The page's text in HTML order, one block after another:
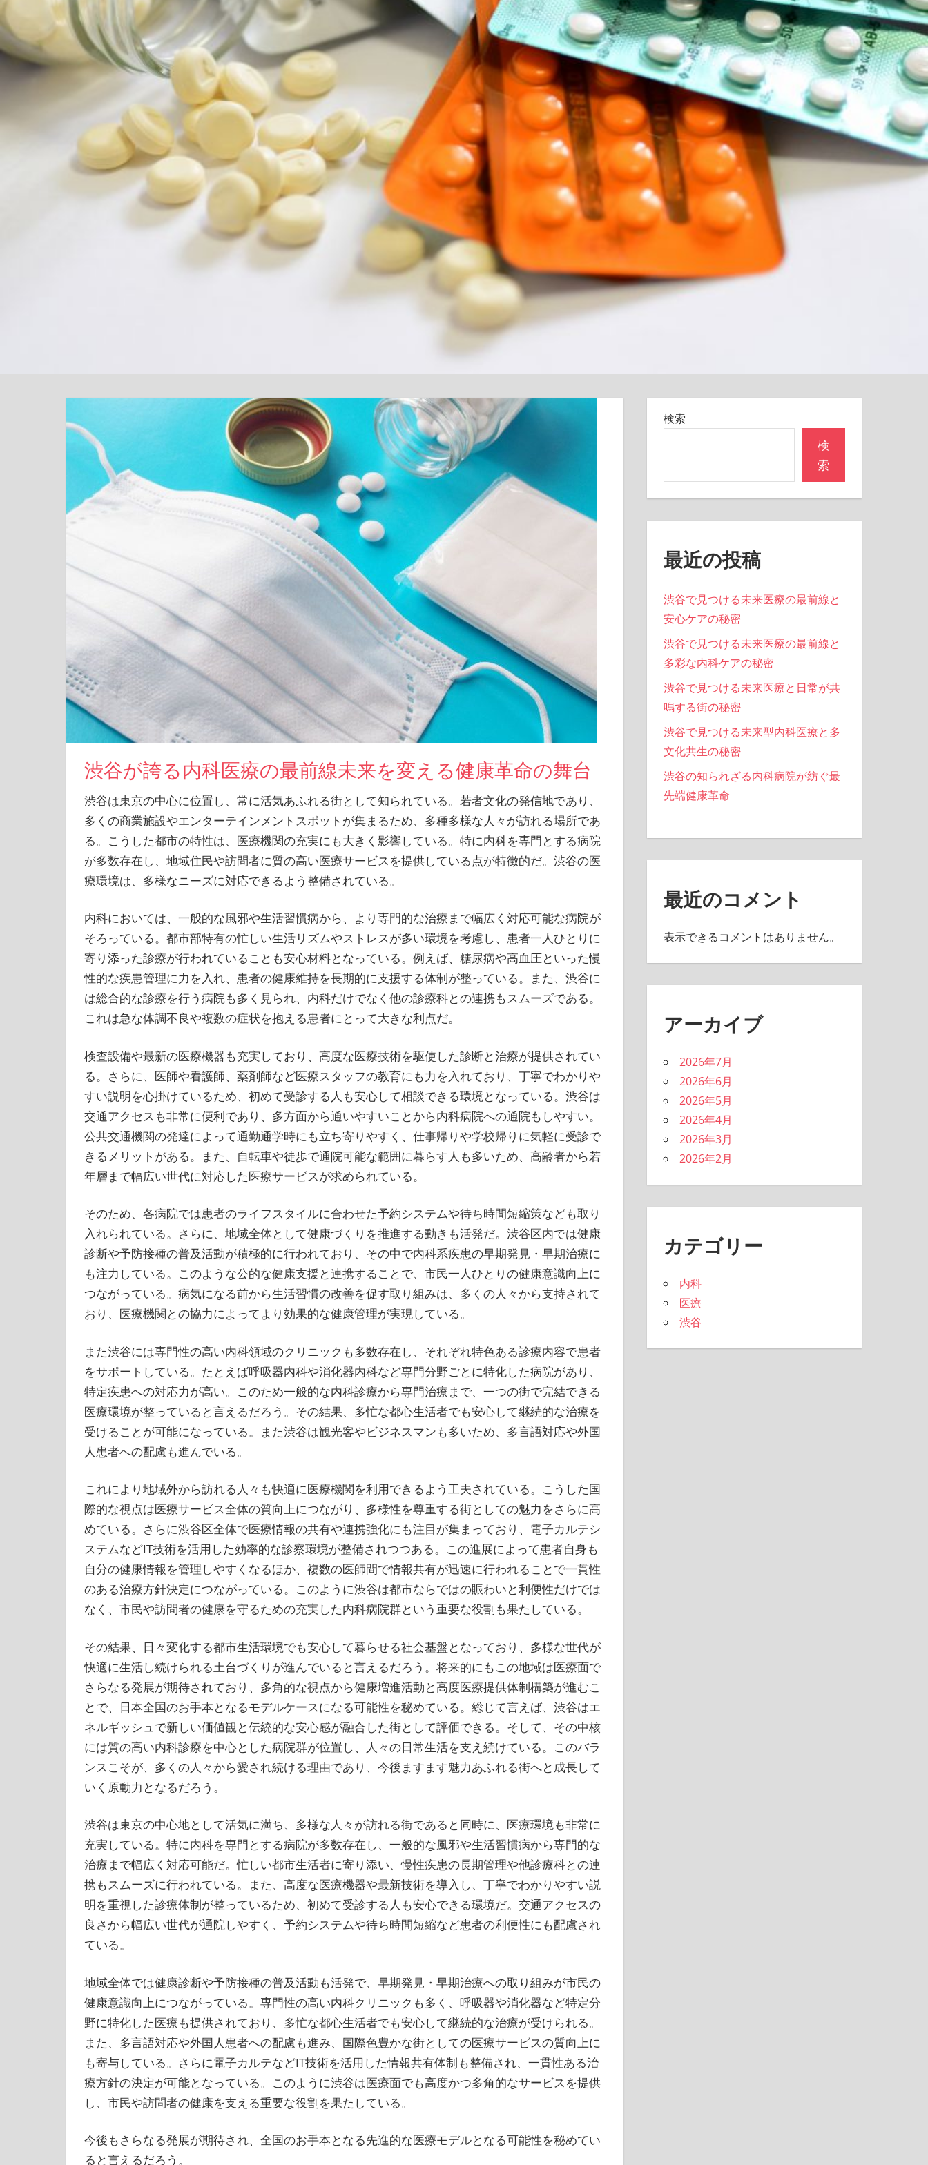
に。
渋
谷
た
渋谷が誇る内科医療の最前線未来を変える健康革命の舞台
渋谷は東京の中心に位置し、常に活気あふれる街として知られている。 若者文化の発信地であり、
多くの商業施設やエンターテインメントスポットが集まるため、多種多様な人々が訪れる場所であ
る。こうした都市の特性は、医療機関の充実にも大きく影響している。特に内科を専門とする病院
が多数存在し、地域住民や訪問者に質の高い医療サービスを提供している点が特徴的だ。渋谷の医
療環境は、多様なニーズに対応できるよう整備されている。
内科においては、一般的な風邪や生活習慣病から、より専門的な治療まで幅広く対応可能な病院が
そろっている。都市部特有の忙しい生活リズムやストレスが多い環境を考慮し、患者一人ひとりに
寄り添った診療が行われていることも安心材料となっている。例えば、糖尿病や高血圧といった慢
性的な疾患管理に力を入れ、患者の健康維持を長期的に支援する体制が整っている。また、渋谷に
は総合的な診療を行う病院も多く見られ、内科だけでなく他の診療科との連携もスムーズである。
これは急な体調不良や複数の症状を抱える患者にとって大きな利点だ。
検査設備や最新の医療機器も充実しており、高度な医療技術を駆使した診断と治療が提供されてい
る。さらに、医師や看護師、薬剤師など医療スタッフの教育にも力を入れており、丁寧でわかりや
すい説明を心掛けているため、初めて受診する人も安心して相談できる環境となっている。渋谷は
交通アクセスも非常に便利であり、多方面から通いやすいことから内科病院への通院もしやすい。
公共交通機関の発達によって通勤通学時にも立ち寄りやすく、仕事帰りや学校帰りに気軽に受診で
きるメリットがある。また、自転車や徒歩で通院可能な範囲に暮らす人も多いため、高齢者から若
年層まで幅広い世代に対応した医療サービスが求められている。
そのため、各病院では患者のライフスタイルに合わせた予約システムや待ち時間短縮策なども取り
入れられている。さらに、地域全体として健康づくりを推進する動きも活発だ。渋谷区内では健康
診断や予防接種の普及活動が積極的に行われており、その中で内科系疾患の早期発見・早期治療に
も注力している。このような公的な健康支援と連携することで、市民一人ひとりの健康意識向上に
つながっている。病気になる前から生活習慣の改善を促す取り組みは、多くの人々から支持されて
おり、医療機関との協力によってより効果的な健康管理が実現している。
また渋谷には専門性の高い内科領域のクリニックも多数存在し、それぞれ特色ある診療内容で患者
をサポートしている。たとえば呼吸器内科や消化器内科など専門分野ごとに特化した病院があり、
特定疾患への対応力が高い。このため一般的な内科診療から専門治療まで、一つの街で完結できる
医療環境が整っていると言えるだろう。その結果、多忙な都心生活者でも安心して継続的な治療を
受けることが可能になっている。また渋谷は観光客やビジネスマンも多いため、多言語対応や外国
人患者への配慮も進んでいる。
これにより地域外から訪れる人々も快適に医療機関を利用できるよう工夫されている。こうした国
際的な視点は医療サービス全体の質向上につながり、多様性を尊重する街としての魅力をさらに高
めている。さらに渋谷区全体で医療情報の共有や連携強化にも注目が集まっており、電子カルテシ
ステムなどIT技術を活用した効率的な診察環境が整備されつつある。この進展によって患者自身も
自分の健康情報を管理しやすくなるほか、複数の医師間で情報共有が迅速に行われることで一貫性
のある治療方針決定につながっている。このように渋谷は都市ならではの賑わいと利便性だけでは
なく、市民や訪問者の健康を守るための充実した内科病院群という重要な役割も果たしている。
その結果、日々変化する都市生活環境でも安心して暮らせる社会基盤となっており、多様な世代が
快適に生活し続けられる土台づくりが進んでいると言えるだろう。将来的にもこの地域は医療面で
さらなる発展が期待されており、多角的な視点から健康増進活動と高度医療提供体制構築が進むこ
とで、日本全国のお手本となるモデルケースになる可能性を秘めている。総じて言えば、渋谷はエ
ネルギッシュで新しい価値観と伝統的な安心感が融合した街として評価できる。そして、その中核
には質の高い内科診療を中心とした病院群が位置し、人々の日常生活を支え続けている。このバラ
ンスこそが、多くの人々から愛され続ける理由であり、今後ますます魅力あふれる街へと成長して
いく原動力となるだろう。
渋谷は東京の中心地として活気に満ち、多様な人々が訪れる街であると同時に、医療環境も非常に
充実している。特に内科を専門とする病院が多数存在し、一般的な風邪や生活習慣病から専門的な
治療まで幅広く対応可能だ。忙しい都市生活者に寄り添い、慢性疾患の長期管理や他診療科との連
携もスムーズに行われている。また、高度な医療機器や最新技術を導入し、丁寧でわかりやすい説
明を重視した診療体制が整っているため、初めて受診する人も安心できる環境だ。交通アクセスの
良さから幅広い世代が通院しやすく、予約システムや待ち時間短縮など患者の利便性にも配慮され
ている。
地域全体では健康診断や予防接種の普及活動も活発で、早期発見・早期治療への取り組みが市民の
健康意識向上につながっている。専門性の高い内科クリニックも多く、呼吸器や消化器など特定分
野に特化した医療も提供されており、多忙な都心生活者でも安心して継続的な治療が受けられる。
また、多言語対応や外国人患者への配慮も進み、国際色豊かな街としての医療サービスの質向上に
も寄与している。さらに電子カルテなどIT技術を活用した情報共有体制も整備され、一貫性ある治
療方針の決定が可能となっている。このように渋谷は医療面でも高度かつ多角的なサービスを提供
し、市民や訪問者の健康を支える重要な役割を果たしている。
今後もさらなる発展が期待され、全国のお手本となる先進的な医療モデルとなる可能性を秘めてい
ると言えるだろう。
検索
検
索
最近の投稿
渋谷で見つける未来医療の最前線と
安心ケアの秘密
渋谷で見つける未来医療の最前線と
多彩な内科ケアの秘密
渋谷で見つける未来医療と日常が共
鳴する街の秘密
渋谷で見つける未来型内科医療と多
文化共生の秘密
渋谷の知られざる内科病院が紡ぐ最
先端健康革命
最近のコメント
表示できるコメントはありません。
アーカイブ
2026年7月
2026年6月
2026年5月
2026年4月
2026年3月
2026年2月
カテゴリー
内科
医療
渋谷